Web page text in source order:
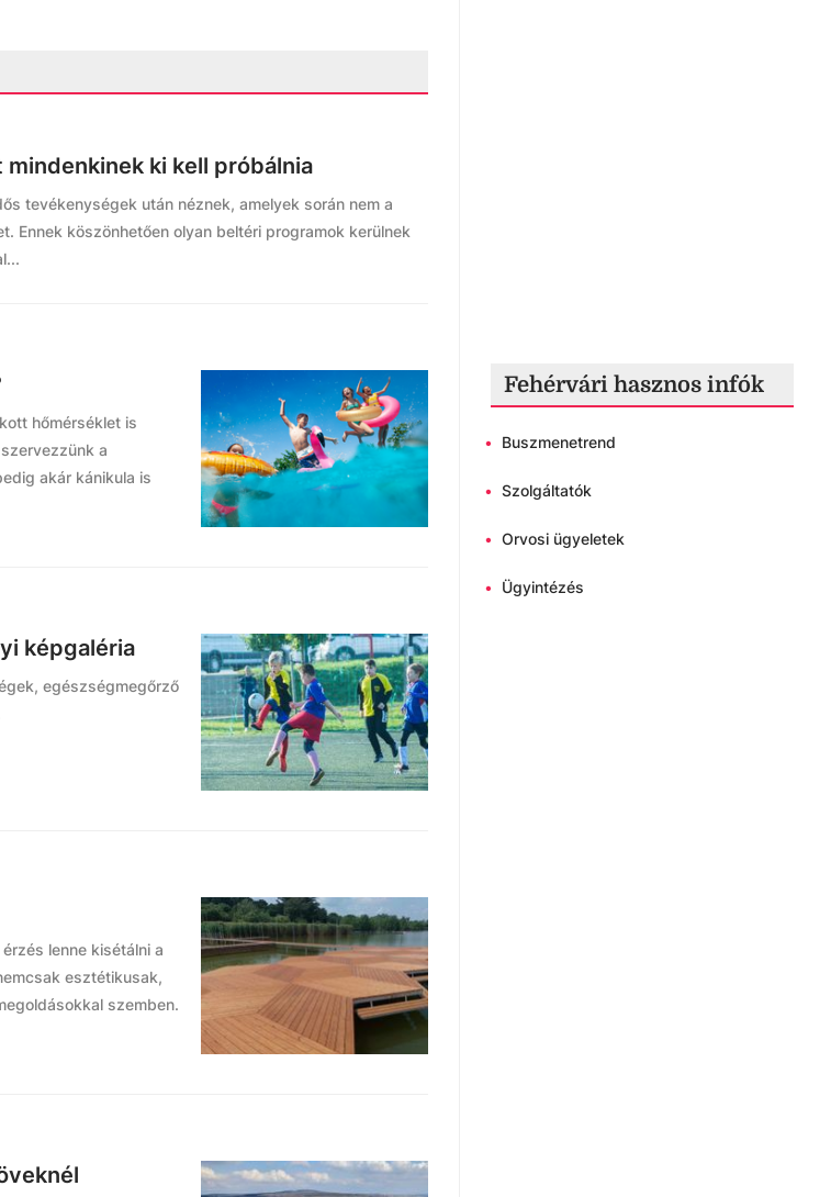
ki kell próbálnia
tevékenységek után néznek, amelyek során nem a
Ennek köszönhetően olyan beltéri programok kerülnek
hőmérséklet is
a
akár kánikula is
képgaléria
egészségmegőrző
lenne kisétálni a
esztétikusak,
szemben.
Fehérvári hasznos infók
• Buszmenetrend
• Szolgáltatók
• Orvosi ügyeletek
• Ügyintézés